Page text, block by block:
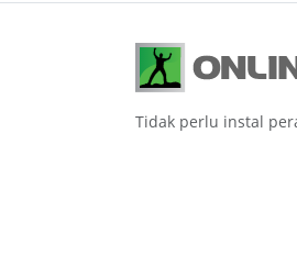
Tidak perlu instal